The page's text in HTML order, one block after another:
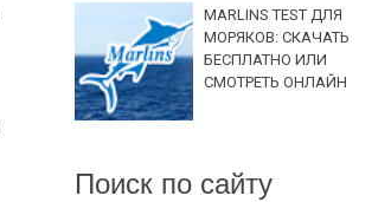
MARLINS TEST ДЛЯ
МОРЯКОВ: СКАЧАТЬ
БЕСПЛАТНО ИЛИ
СМОТРЕТЬ ОНЛАЙН
Поиск по сайту